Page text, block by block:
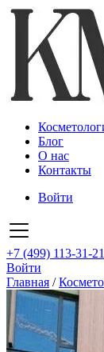
Блог
О нас
Контакты
Войти
+7 (499) 113-31-21
Войти
Главная /